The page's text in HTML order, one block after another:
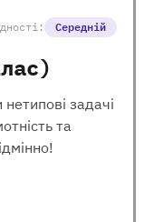
Середній
задачі
та